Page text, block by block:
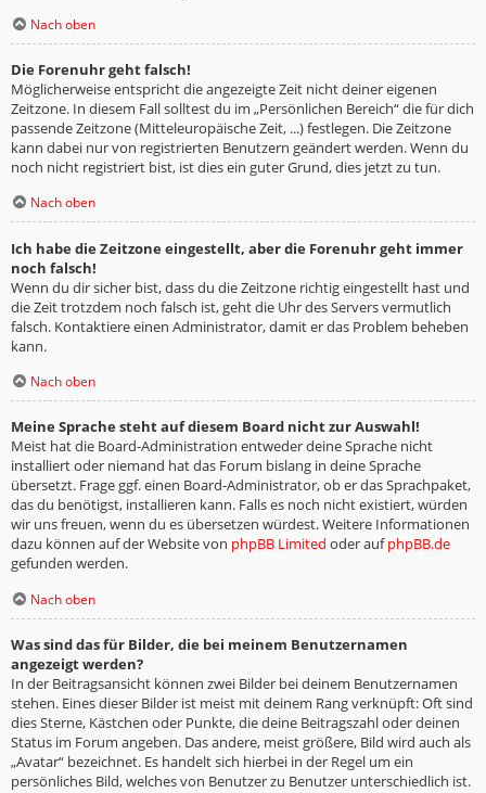
Nach oben
Die Forenuhr geht falsch!
Möglicherweise entspricht die angezeigte Zeit nicht deiner eigenen
Zeitzone. In diesem Fall solltest du im „Persönlichen Bereich“ die für dich
passende Zeitzone (Mitteleuropäische Zeit, ...) festlegen. Die Zeitzone
kann dabei nur von registrierten Benutzern geändert werden. Wenn du
noch nicht registriert bist, ist dies ein guter Grund, dies jetzt zu tun.
Nach oben
Ich habe die Zeitzone eingestellt, aber die Forenuhr geht immer
noch falsch!
Wenn du dir sicher bist, dass du die Zeitzone richtig eingestellt hast und
die Zeit trotzdem noch falsch ist, geht die Uhr des Servers vermutlich
falsch. Kontaktiere einen Administrator, damit er das Problem beheben
kann.
Nach oben
Meine Sprache steht auf diesem Board nicht zur Auswahl!
Meist hat die Board-Administration entweder deine Sprache nicht
installiert oder niemand hat das Forum bislang in deine Sprache
übersetzt. Frage ggf. einen Board-Administrator, ob er das Sprachpaket,
das du benötigst, installieren kann. Falls es noch nicht existiert, würden
wir uns freuen, wenn du es übersetzen würdest. Weitere Informationen
dazu können auf der Website von phpBB Limited oder aufphpBB.de
gefunden werden.
Nach oben
Was sind das für Bilder, die bei meinem Benutzernamen
angezeigt werden?
In der Beitragsansicht können zwei Bilder bei deinem Benutzernamen
stehen. Eines dieser Bilder ist meist mit deinem Rang verknüpft: Oft sind
dies Sterne, Kästchen oder Punkte, die deine Beitragszahl oder deinen
Status im Forum angeben. Das andere, meist größere, Bild wird auch als
„Avatar“ bezeichnet. Es handelt sich hierbei in der Regel um ein
persönliches Bild, welches von Benutzer zu Benutzer unterschiedlich ist.